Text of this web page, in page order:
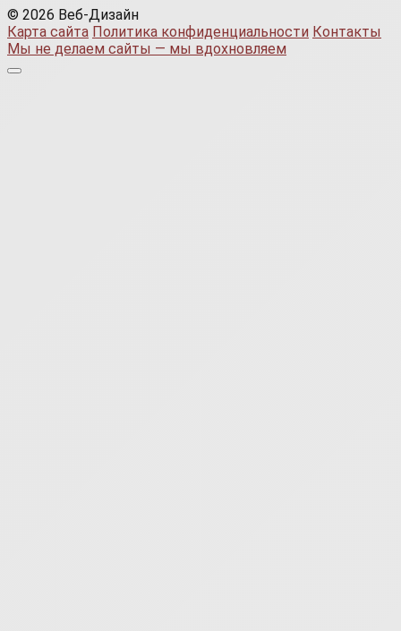
© 2026 Веб-Дизайн
Карта сайта Политика конфиденциальности Контакты
Мы не делаем сайты — мы вдохновляем